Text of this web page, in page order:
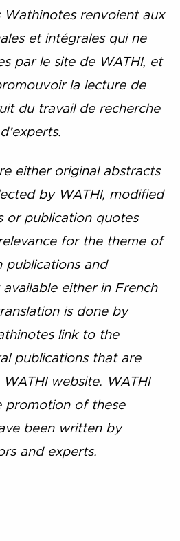
Wathinotes renvoient aux
et intégrales qui ne
par le site de WATHI, et
la lecture de
du travail de recherche
either original abstracts
by WATHI, modified
or publication quotes
for the theme of
publications and
either in French
is done by
link to the
publications that are
website. WATHI
promotion of these
been written by
and experts.